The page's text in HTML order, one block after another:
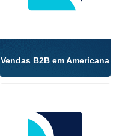
Vendas B2B em Americana